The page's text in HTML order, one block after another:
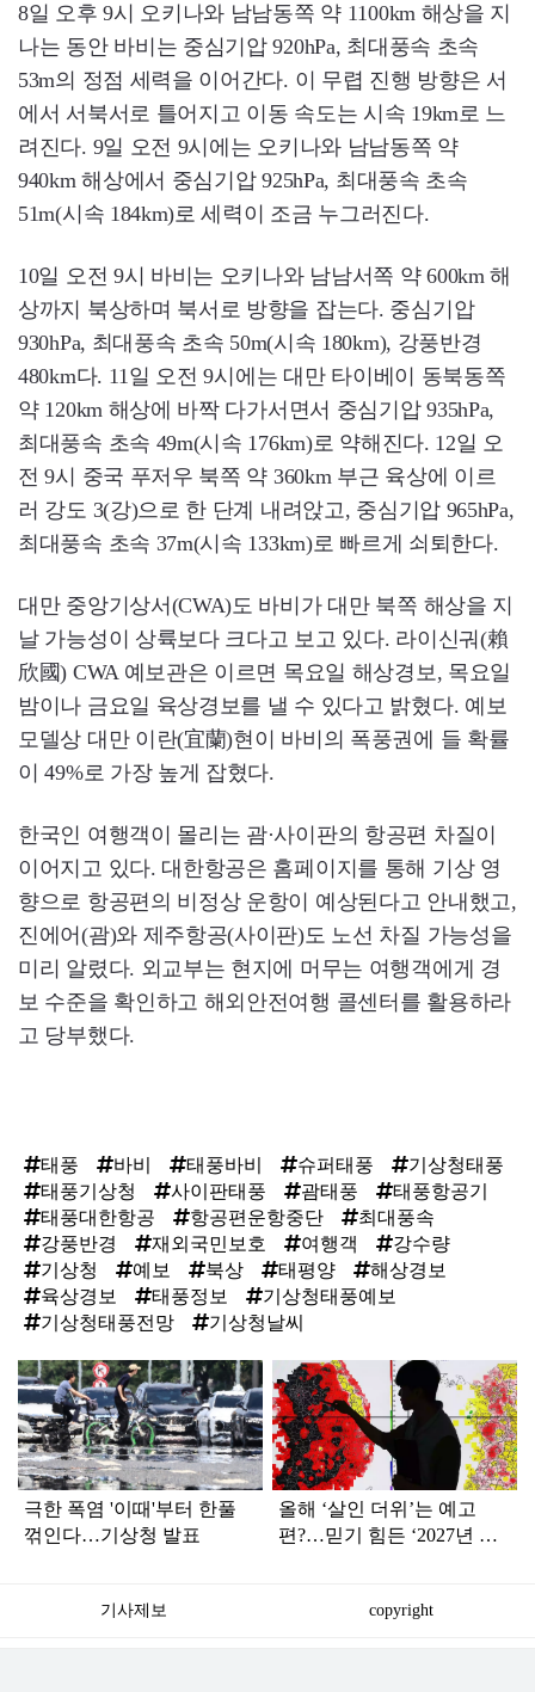
8일 오후 9시 오키나와 남남동쪽 약 1100km 해상을 지
나는 동안 바비는 중심기압 920hPa, 최대풍속 초속
53m의 정점 세력을 이어간다. 이 무렵 진행 방향은 서
에서 서북서로 틀어지고 이동 속도는 시속 19km로 느
려진다. 9일 오전 9시에는 오키나와 남남동쪽 약
940km 해상에서 중심기압 925hPa, 최대풍속 초속
51m(시속 184km)로 세력이 조금 누그러진다.
10일 오전 9시 바비는 오키나와 남남서쪽 약 600km 해
상까지 북상하며 북서로 방향을 잡는다. 중심기압
930hPa, 최대풍속 초속 50m(시속 180km), 강풍반경
480km다. 11일 오전 9시에는 대만 타이베이 동북동쪽
약 120km 해상에 바짝 다가서면서 중심기압 935hPa,
최대풍속 초속 49m(시속 176km)로 약해진다. 12일 오
전 9시 중국 푸저우 북쪽 약 360km 부근 육상에 이르
러 강도 3(강)으로 한 단계 내려앉고, 중심기압 965hPa,
최대풍속 초속 37m(시속 133km)로 빠르게 쇠퇴한다.
대만 중앙기상서(CWA)도 바비가 대만 북쪽 해상을 지
날 가능성이 상륙보다 크다고 보고 있다. 라이신궈(賴
欣國) CWA 예보관은 이르면 목요일 해상경보, 목요일
밤이나 금요일 육상경보를 낼 수 있다고 밝혔다. 예보
모델상 대만 이란(宜蘭)현이 바비의 폭풍권에 들 확률
이 49%로 가장 높게 잡혔다.
한국인 여행객이 몰리는 괌·사이판의 항공편 차질이
이어지고 있다. 대한항공은 홈페이지를 통해 기상 영
향으로 항공편의 비정상 운항이 예상된다고 안내했고,
진에어(괌)와 제주항공(사이판)도 노선 차질 가능성을
미리 알렸다. 외교부는 현지에 머무는 여행객에게 경
보 수준을 확인하고 해외안전여행 콜센터를 활용하라
고 당부했다.
태풍 바비 태풍바비 슈퍼태풍
기상청태풍
태풍기상청
사이판태풍 괌태풍
태풍항공기
태풍대한항공
항공편운항중단
최대풍속
강풍반경
재외국민보호 여행객
강수량
기상청
예보 북상 태평양
해상경보
육상경보
태풍정보
기상청태풍예보
기상청태풍전망
기상청날씨
탑
라
인
극한 폭염 '이때'부터 한풀
꺾인다…기상청 발표
올해 ‘살인 더위’는 예고
편?…믿기 힘든 ‘2027년 여
기사제보 copyright